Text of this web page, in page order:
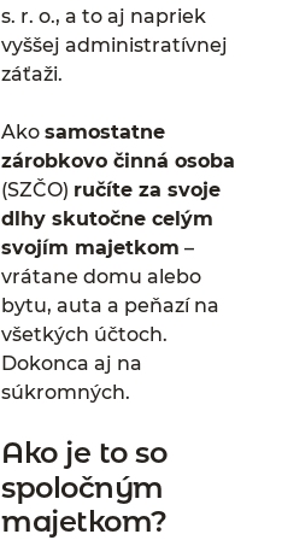
s. r. o., a to aj napriek
vyššej administratívnej
záťaži.
Akosamostatne
zárobkovo činná osoba
(SZČO) ručíte za svoje
dlhy skutočne celým
svojím majetkom –
vrátane domu alebo
bytu, auta a peňazí na
všetkých účtoch.
Dokonca aj na
súkromných.
Ako je to so
spoločným
majetkom?